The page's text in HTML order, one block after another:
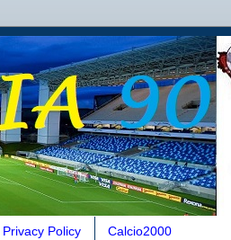
Privacy Policy Calcio2000